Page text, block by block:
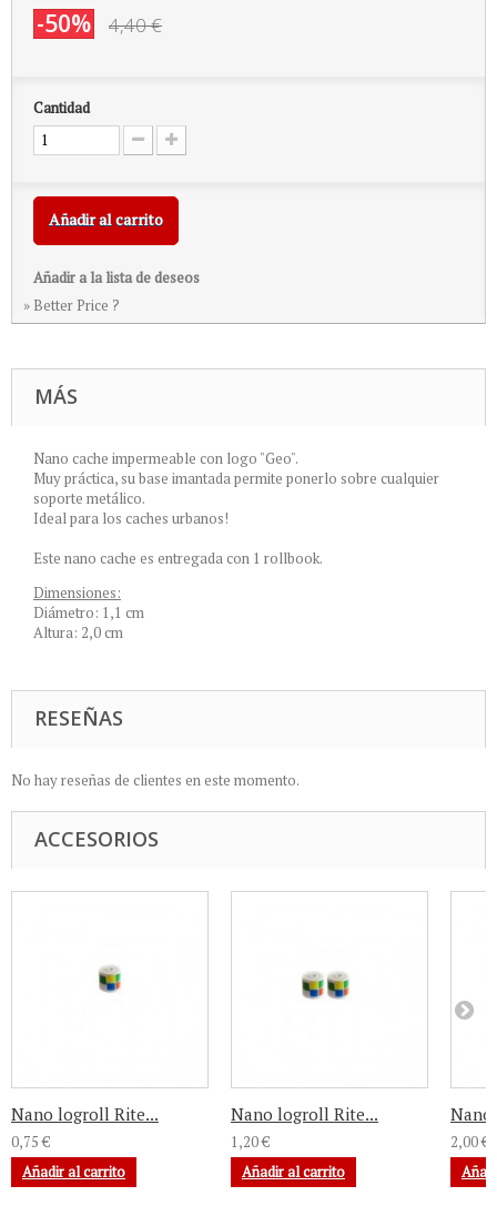
-50% 4,40 €
Cantidad
Añadir al carrito
Añadir a la lista de deseos
» Better Price ?
MÁS
Nano cache impermeable con logo "Geo".
Muy práctica, su base imantada permite ponerlo sobre cualquier
soporte metálico.
Ideal para los caches urbanos!
Este nano cache es entregada con 1 rollbook.
Dimensiones:
Diámetro: 1,1 cm
Altura: 2,0 cm
RESEÑAS
No hay reseñas de clientes en este momento.
ACCESORIOS
Nano logroll Rite...
0,75 €
Añadir al carrito
Nano logroll Rite...
1,20 €
Añadir al carrito
2,00 €